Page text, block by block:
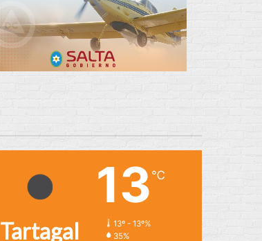
Tartagal
13 ℃
13º - 13º%
35%